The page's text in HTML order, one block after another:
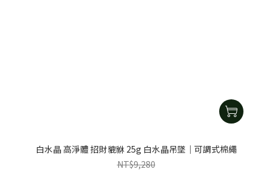
白水晶 高淨體 招財貔貅 25g 白水晶吊墜｜可調式棉繩
NT$9,280